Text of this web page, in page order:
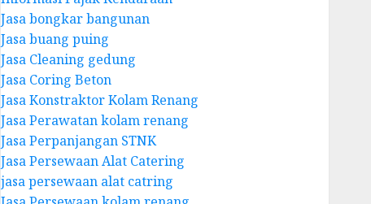
Jasa bongkar bangunan
Jasa buang puing
Jasa Cleaning gedung
Jasa Coring Beton
Jasa Konstraktor Kolam Renang
Jasa Perawatan kolam renang
Jasa Perpanjangan STNK
Jasa Persewaan Alat Catering
jasa persewaan alat catring